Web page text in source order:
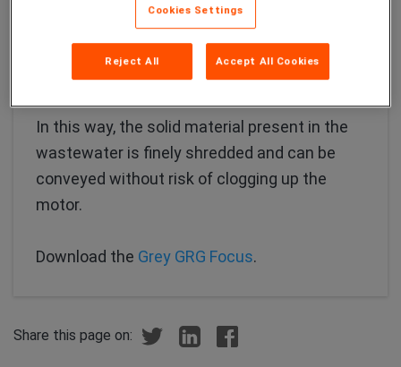
and as a shaving, rotating triangular knife,
attached to the impeller, both of which are
made of X 102 CrMo 17 KU martensitic steel.
In this way, the solid material present in the
wastewater is finely shredded and can be
conveyed without risk of clogging up the
motor.
Download the Grey GRG Focus.
Share this page on:
Cookies Settings
Reject All Accept All Cookies